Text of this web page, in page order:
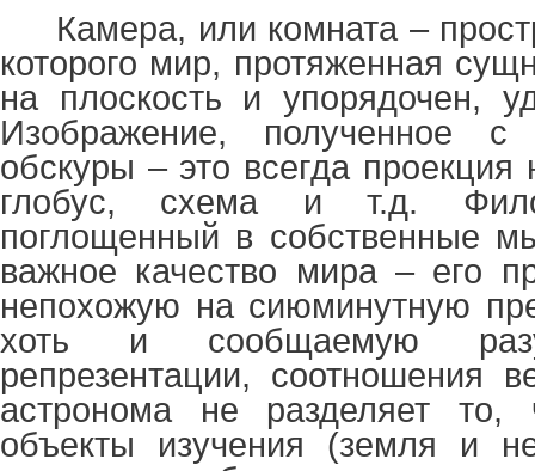
Камера, или комната –
которого мир, протяженная
на плоскость и упорядочен,
Изображение, полученное
обскуры – это всегда проекция
глобус, схема и т.д.
поглощенный в собственные
важное качество мира – его
непохожую на сиюминутную
хоть и сообщаемую
репрезентации, соотношения
астронома не разделяет
объекты изучения (земля и